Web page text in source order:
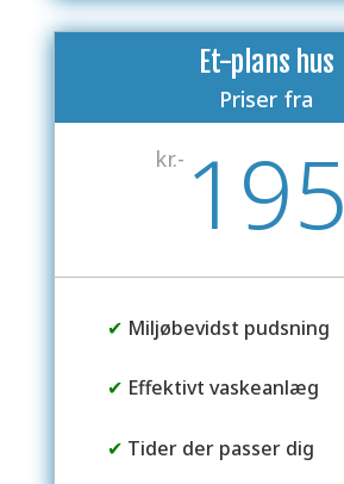
Et-plans hus
Priser fra
kr.- 195
✔ Miljøbevidst pudsning
✔ Effektivt vaskeanlæg
✔ Tider der passer dig